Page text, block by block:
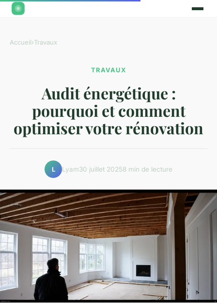
Accueil›Travaux
TRAVAUX
Audit énergétique :
pourquoi et comment
optimiser votre rénovation
L Lyam30 juillet 20258 min de lecture